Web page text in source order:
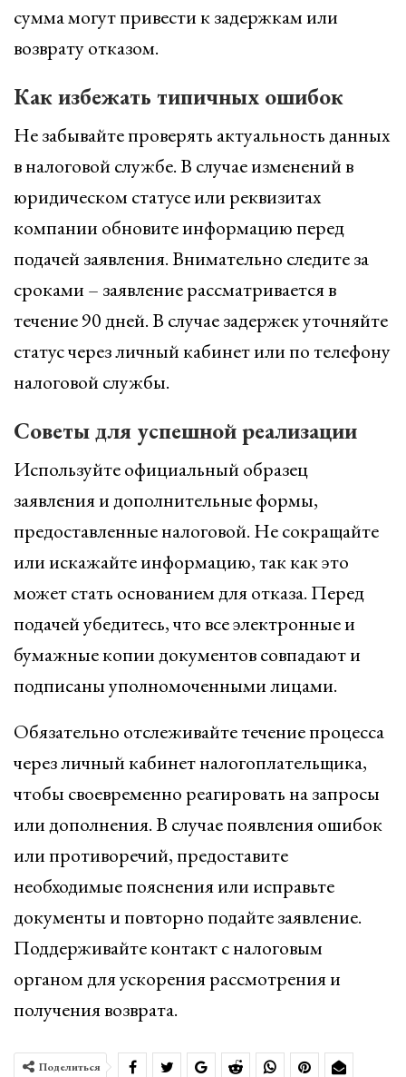
сумма могут привести к задержкам или
возврату отказом.
Как избежать типичных ошибок
Не забывайте проверять актуальность данных
в налоговой службе. В случае изменений в
юридическом статусе или реквизитах
компании обновите информацию перед
подачей заявления. Внимательно следите за
сроками – заявление рассматривается в
течение 90 дней. В случае задержек уточняйте
статус через личный кабинет или по телефону
налоговой службы.
Советы для успешной реализации
Используйте официальный образец
заявления и дополнительные формы,
предоставленные налоговой. Не сокращайте
или искажайте информацию, так как это
может стать основанием для отказа. Перед
подачей убедитесь, что все электронные и
бумажные копии документов совпадают и
подписаны уполномоченными лицами.
Обязательно отслеживайте течение процесса
через личный кабинет налогоплательщика,
чтобы своевременно реагировать на запросы
или дополнения. В случае появления ошибок
или противоречий, предоставите
необходимые пояснения или исправьте
документы и повторно подайте заявление.
Поддерживайте контакт с налоговым
органом для ускорения рассмотрения и
получения возврата.
Поделиться